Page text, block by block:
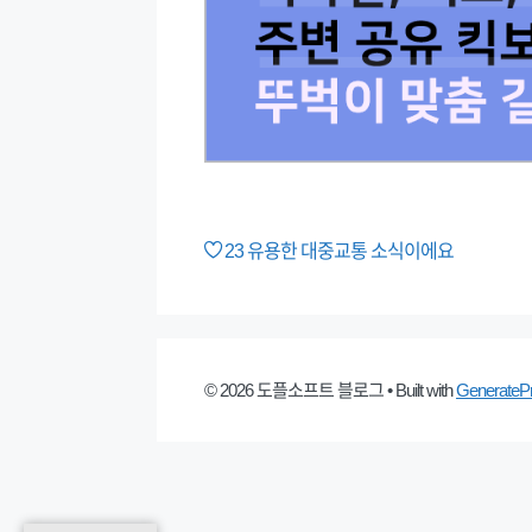
23유용한 대중교통 소식이에요
© 2026 도플소프트 블로그• Built with